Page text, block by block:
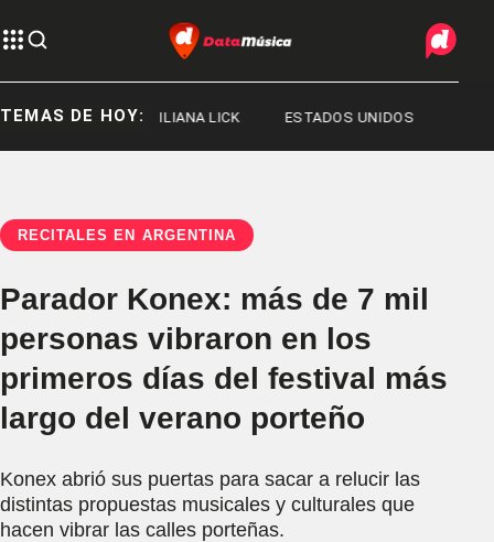
TEMAS DE HOY:
MESSI ILIANA LICK ESTADOS UNIDOS
RECITALES EN ARGENTINA
Parador Konex: más de 7 mil
personas vibraron en los
primeros días del festival más
largo del verano porteño
Konex abrió sus puertas para sacar a relucir las
distintas propuestas musicales y culturales que
hacen vibrar las calles porteñas.